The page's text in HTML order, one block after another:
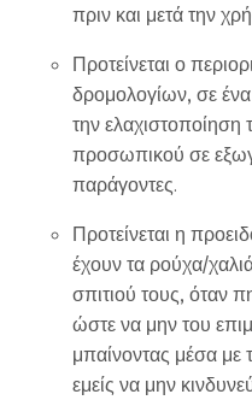
πριν και μετά την
Προτείνεται ο
δρομολογίων, σε
την ελαχιστοποίηση
προσωπικού σε
παράγοντες.
Προτείνεται η
έχουν τα ρούχα/
σπιτιού τους, όταν
ώστε να μην του
μπαίνοντας μέσα με
εμείς να μην